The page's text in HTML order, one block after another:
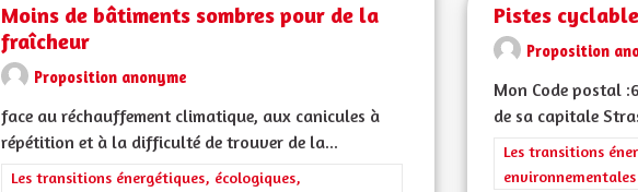
Moins de bâtiments sombres pour de la
fraîcheur
Proposition anonyme
face au réchauffement climatique, aux canicules à
répétition et à la difficulté de trouver de la...
Filtrer les résultats de la catégorie : Les transitions énergétiques, écologiques,
Les transitions énergétiques, écologiques,
Pistes
Proposition
Mon Code postal
de sa capitale
Filtrer les
Les transitions